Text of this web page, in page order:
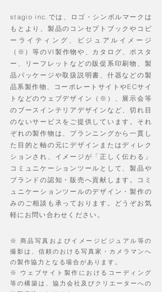
stagio inc.では、ロゴ・シンボルマークは
もとより、製品のコンセプトブックやコピ
ーライティング、ビジュアルイメージ
（※）等のVI製作物や、カタログ、ポスタ
ー、リーフレットなどの販促系印刷物、製
品パッケージや取扱説明書、什器などの製
品系製作物、コーポレートサイトやECサイ
トなどのウェブデザイン（※）、展示会等
のブースインテリアデザインなど、切れ目
のないサービスをご提供しています。それ
ぞれの製作物は、プランニングから一貫し
た目的と軸の元にデザインまたはディレク
ションされ、イメージが「正しく伝わる」
コミュニケーションツールとして、製品や
ブランドの認知・販売へ貢献します。コミ
ュニケーションツールのデザイン・製作の
みのご相談も承っております。どうぞお気
軽にお問い合わせください。
※ 商品写真およびイメージビジュアル等の
撮影は、信頼のおける写真家・カメラマンへ
の製作協力となる場合があります。
※ ウェブサイト製作におけるコーディング
等の構築は、協力会社及びクリエーターへの